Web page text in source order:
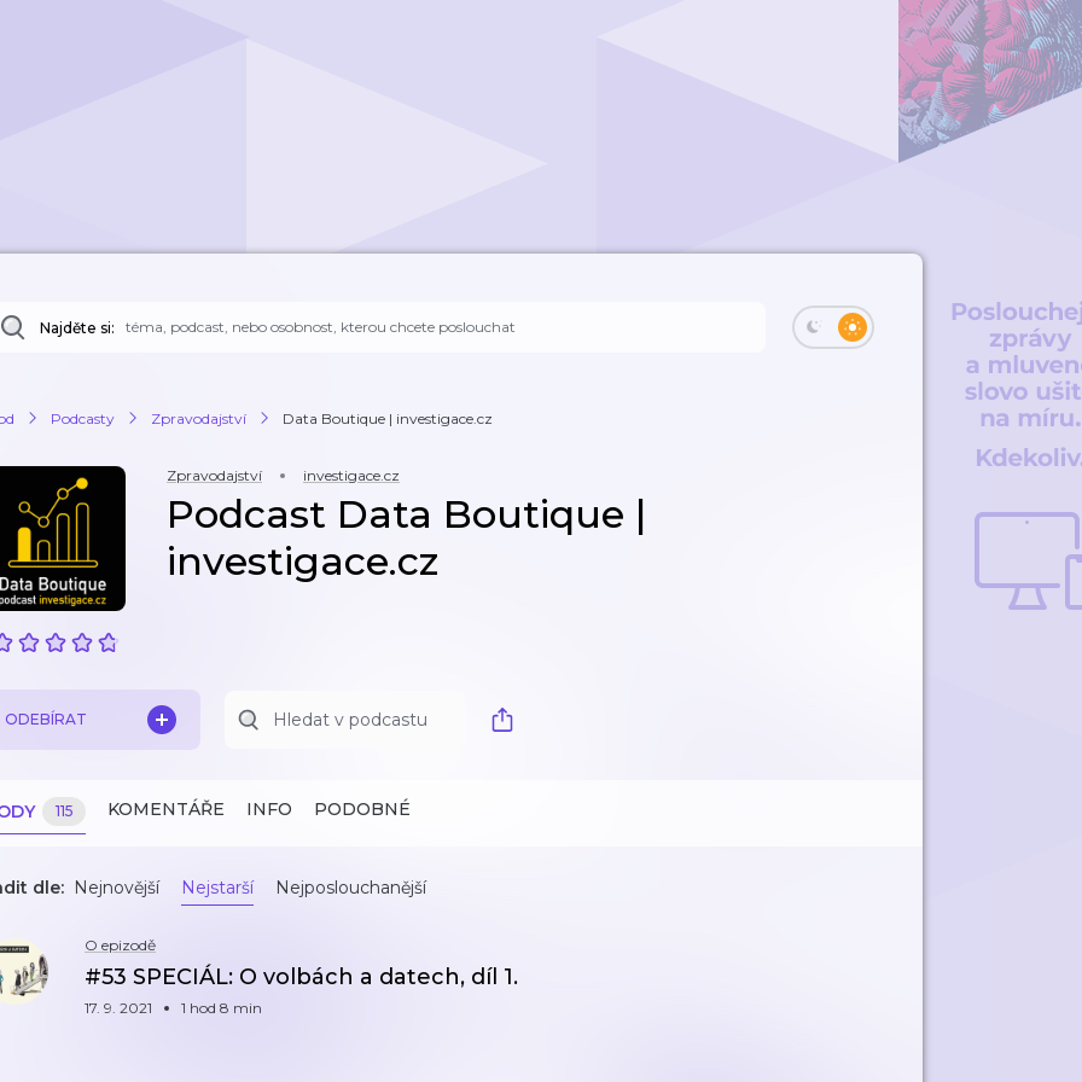
Najděte si:
Podcasty Zpravodajství Data Boutique | investigace.cz
Zpravodajství investigace.cz
Podcast Data Boutique |
investigace.cz
ODEBÍRAT
115 KOMENTÁŘE INFO PODOBNÉ
dle: Nejnovější Nejstarší Nejposlouchanější
O epizodě
#53 SPECIÁL: O volbách a datech, díl 1.
17. 9. 2021 1 hod 8 min